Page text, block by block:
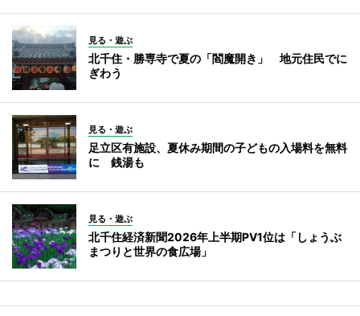
見る・遊ぶ
北千住・勝専寺で夏の「閻魔開き」 地元住民でに
ぎわう
見る・遊ぶ
足立区有施設、夏休み期間の子どもの入場料を無料
に 銭湯も
見る・遊ぶ
北千住経済新聞2026年上半期PV1位は「しょうぶ
まつりと世界の食広場」